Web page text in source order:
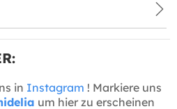
in Instagram ! Markiere uns
um hier zu erscheinen